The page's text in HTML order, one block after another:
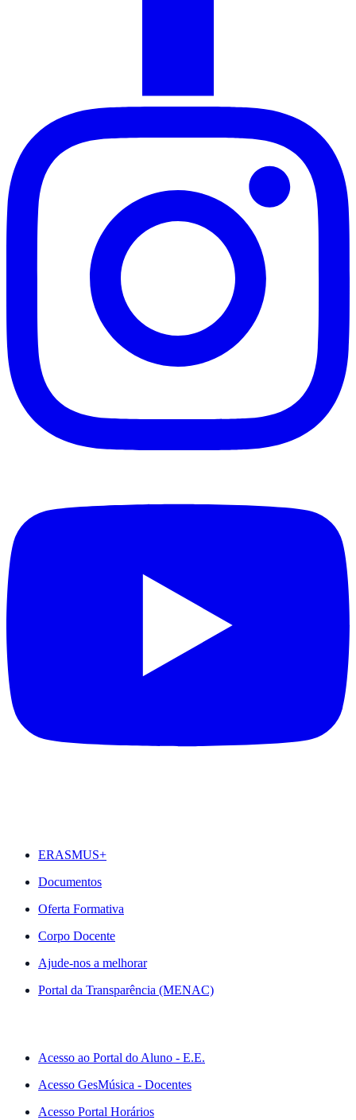
ERASMUS+
Documentos
Oferta Formativa
Corpo Docente
Ajude-nos a melhorar
Portal da Transparência (MENAC)
Acesso ao Portal do Aluno - E.E.
Acesso GesMúsica - Docentes
Acesso Portal Horários